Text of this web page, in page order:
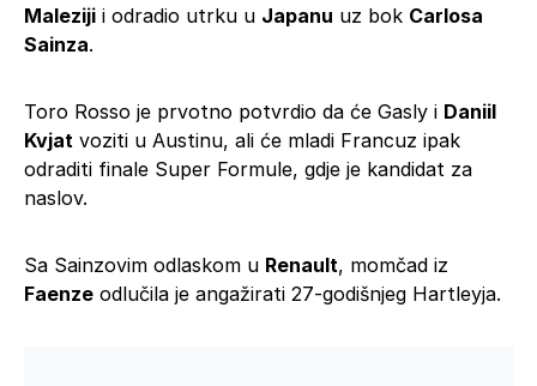
Maleziji i odradio utrku u Japanu uz bok Carlosa
Sainza.
Toro Rosso je prvotno potvrdio da će Gasly i Daniil
Kvjat voziti u Austinu, ali će mladi Francuz ipak
odraditi finale Super Formule, gdje je kandidat za
naslov.
Sa Sainzovim odlaskom u Renault, momčad iz
Faenze odlučila je angažirati 27-godišnjeg Hartleyja.